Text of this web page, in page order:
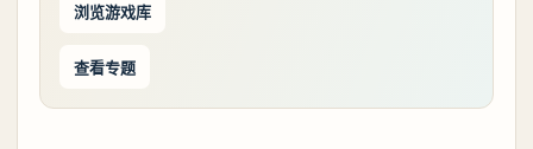
浏览游戏库
查看专题